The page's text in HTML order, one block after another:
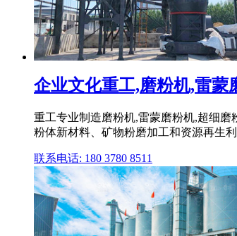
企业文化重工,磨粉机,雷蒙
重工专业制造磨粉机,雷蒙磨粉机,超细
粉体新材料、矿物粉磨加工和资源再生
联系电话: 180 3780 8511